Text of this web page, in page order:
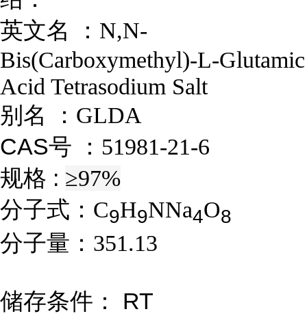
英文名 ： N,N-
Bis(Carboxymethyl)-L-Glutamic
Acid Tetrasodium Salt
别名 ： GLDA
CAS号 ： 51981-21-6
规格 : ≥97%
分子式： C9H9NNa4O8
分子量： 351.13
储存条件： RT